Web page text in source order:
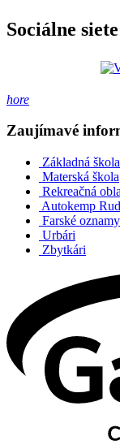
Sociálne siete
hore
Zaujímavé
Základná škola
Materská škola
Rekreačná
Autokemp
Farské oznamy
Urbári
Zbytkári